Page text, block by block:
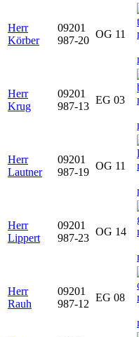
Herr
Körber
09201
987-20
OG 11
Herr
Krug
09201
987-13
EG 03
Herr
Lautner
09201
987-19
OG 11
Herr
Lippert
09201
987-23
OG 14
Herr
Rauh
09201
987-12
EG 08